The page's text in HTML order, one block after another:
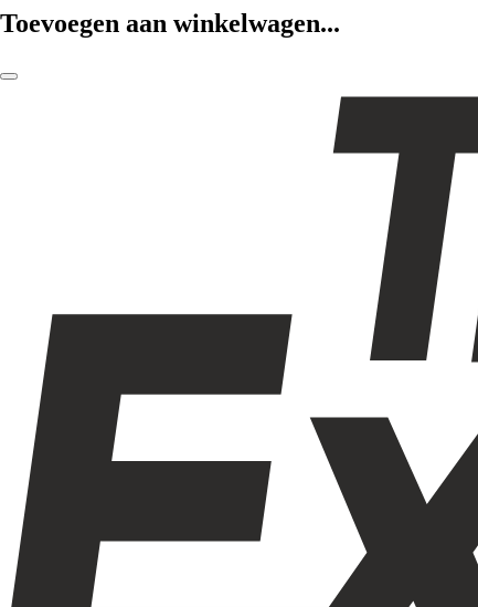
Toevoegen aan winkelwagen...